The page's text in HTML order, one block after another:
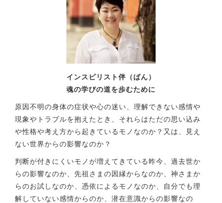
インスピリスト伴（ばん）
魂の学びの道を歩むために
原因不明の身体の症状や心の迷い、理解できない感情や
現象やトラブルを抱えたとき、それらはただの思い込み
や性格や考え方から起きているモノなのか？又は、見え
ない世界からの影響なのか？
判断が付きにくいモノが増えてきている昨今、過去世か
らの影響なのか、先祖さまの因縁からなのか、神さまか
らのお試しなのか、憑依によるモノなのか、自分でも理
解していない感情からのか、潜在意識からの影響なの